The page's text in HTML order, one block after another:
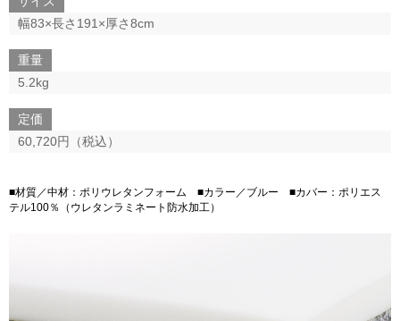
幅83×長さ191×厚さ8cm
重量
5.2kg
定価
60,720円（税込）
■材質／中材：ポリウレタンフォーム ■カラー／ブルー ■カバー：ポリエス
テル100％（ウレタンラミネート防水加工）